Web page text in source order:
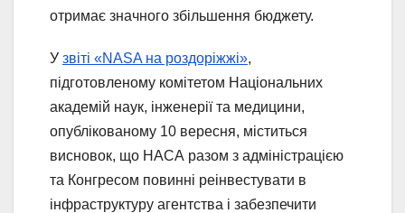
отримає значного збільшення бюджету.
У звіті «NASA на роздоріжжі»,
підготовленому комітетом Національних
академій наук, інженерії та медицини,
опублікованому 10 вересня, міститься
висновок, що НАСА разом з адміністрацією
та Конгресом повинні реінвестувати в
інфраструктуру агентства і забезпечити